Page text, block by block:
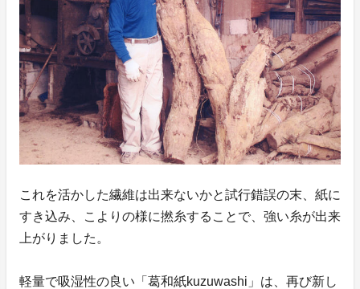
これを活かした繊維は出来ないかと試行錯誤の末、紙に
すき込み、こよりの様に撚糸することで、強い糸が出来
上がりました。
軽量で吸湿性の良い「葛和紙kuzuwashi」は、再び新し